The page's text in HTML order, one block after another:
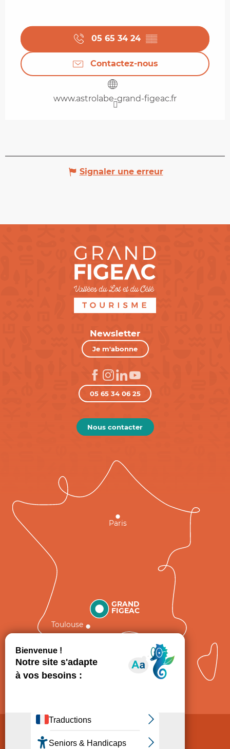
05 65 34 24 ▒▒
Contactez-nous
www.astrolabe-grand-figeac.fr
Signaler une erreur
Newsletter
Je m'abonne
05 65 34 06 25
Nous contacter
GRAND
FIGEAC
Toulouse
Paris
Politique de Protection des données